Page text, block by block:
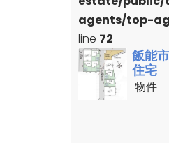
agents/top-
line 72
飯能
住宅
物件